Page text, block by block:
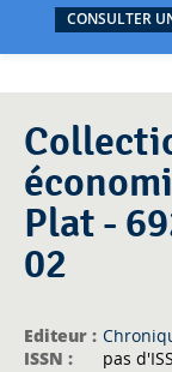
CONSULTER
Plat -
02
Editeur :
ISSN :
pas